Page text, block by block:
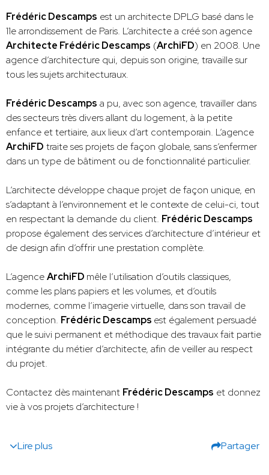
Frédéric Descamps est un architecte DPLG basé dans le
11e arrondissement de Paris. L’architecte a créé son agence
Architecte Frédéric Descamps (ArchiFD) en 2008. Une
agence d’architecture qui, depuis son origine, travaille sur
tous les sujets architecturaux.
Frédéric Descamps a pu, avec son agence, travailler dans
des secteurs très divers allant du logement, à la petite
enfance et tertiaire, aux lieux d’art contemporain. L’agence
ArchiFD traite ses projets de façon globale, sans s’enfermer
dans un type de bâtiment ou de fonctionnalité particulier.
L’architecte développe chaque projet de façon unique, en
s’adaptant à l’environnement et le contexte de celui-ci, tout
en respectant la demande du client. Frédéric Descamps
propose également des services d’architecture d’intérieur et
de design afin d’offrir une prestation complète.
L’agenceArchiFD mêle l’utilisation d’outils classiques,
comme les plans papiers et les volumes, et d’outils
modernes, comme l’imagerie virtuelle, dans son travail de
conception. Frédéric Descamps est également persuadé
que le suivi permanent et méthodique des travaux fait partie
intégrante du métier d’architecte, afin de veiller au respect
du projet.
Contactez dès maintenant Frédéric Descamps et donnez
vie à vos projets d’architecture !
Lire plus Partager